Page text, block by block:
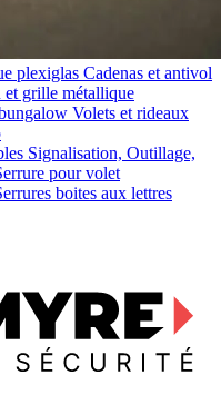
plexiglas Cadenas et antivol
et grille métallique
Volets et rideaux
Signalisation, Outillage,
pour volet
boites aux lettres